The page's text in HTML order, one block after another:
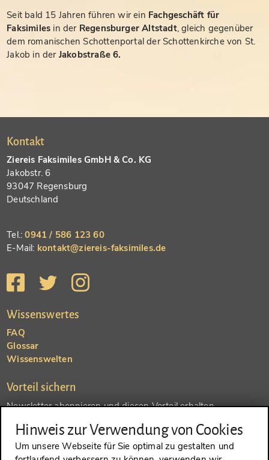
Seit bald 15 Jahren führen wir ein Fachgeschäft für
Faksimiles in der Regensburger Altstadt, gleich gegenüber
dem romanischen Schottenportal der Schottenkirche von St.
Jakob in der Jakobstraße 6.
Kontakt
Ziereis Faksimiles GmbH & Co. KG
Jakobstr. 6
93047 Regensburg
Deutschland
Tel.:0941 / 586 123 60
E-Mail: kontakt@ziereis-faksimiles.de
Wissenswertes
FAQ
Glossar
Wissenswelten
Vorteil sichern
Newsletter abonnieren und diesen Vorteil erhalten
SENDEN
Hinweis zur Verwendung von Cookies
Um unsere Webseite für Sie optimal zu gestalten und